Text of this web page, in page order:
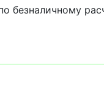
безналичному